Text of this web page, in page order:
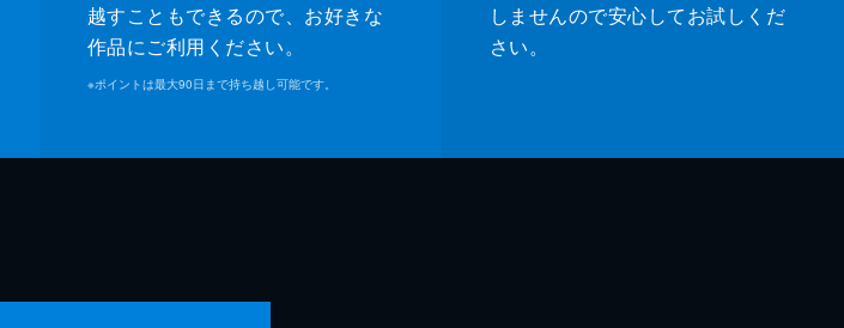
越すこともできるので、お好きな
作品にご利用ください。
※ポイントは最大90日まで持ち越し可能です。
しませんので安心してお試しくだ
さい。